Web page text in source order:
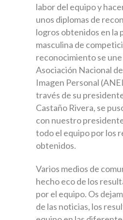
labor del equipo y
unos diplomas de
logros obtenidos en la
masculina de
reconocimiento se une
Asociación Nacional
Imagen Personal
través de su
Castaño Rivera, se
con nuestro
todo el equipo por los
obtenidos.
Varios medios de
hecho eco de los
por el equipo. Os
de las noticias, los